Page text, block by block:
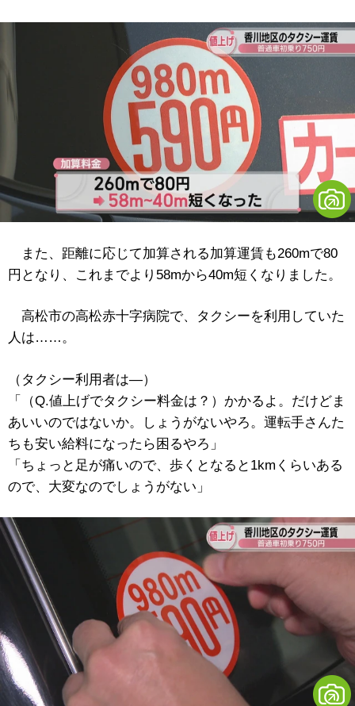
また、距離に応じて加算される加算運賃も260mで80
円となり、これまでより58mから40m短くなりました。
高松市の高松赤十字病院で、タクシーを利用していた
人は……。
（タクシー利用者は―）
「（Q.値上げでタクシー料金は？）かかるよ。だけどま
あいいのではないか。しょうがないやろ。運転手さんた
ちも安い給料になったら困るやろ」
「ちょっと足が痛いので、歩くとなると1kmくらいある
ので、大変なのでしょうがない」